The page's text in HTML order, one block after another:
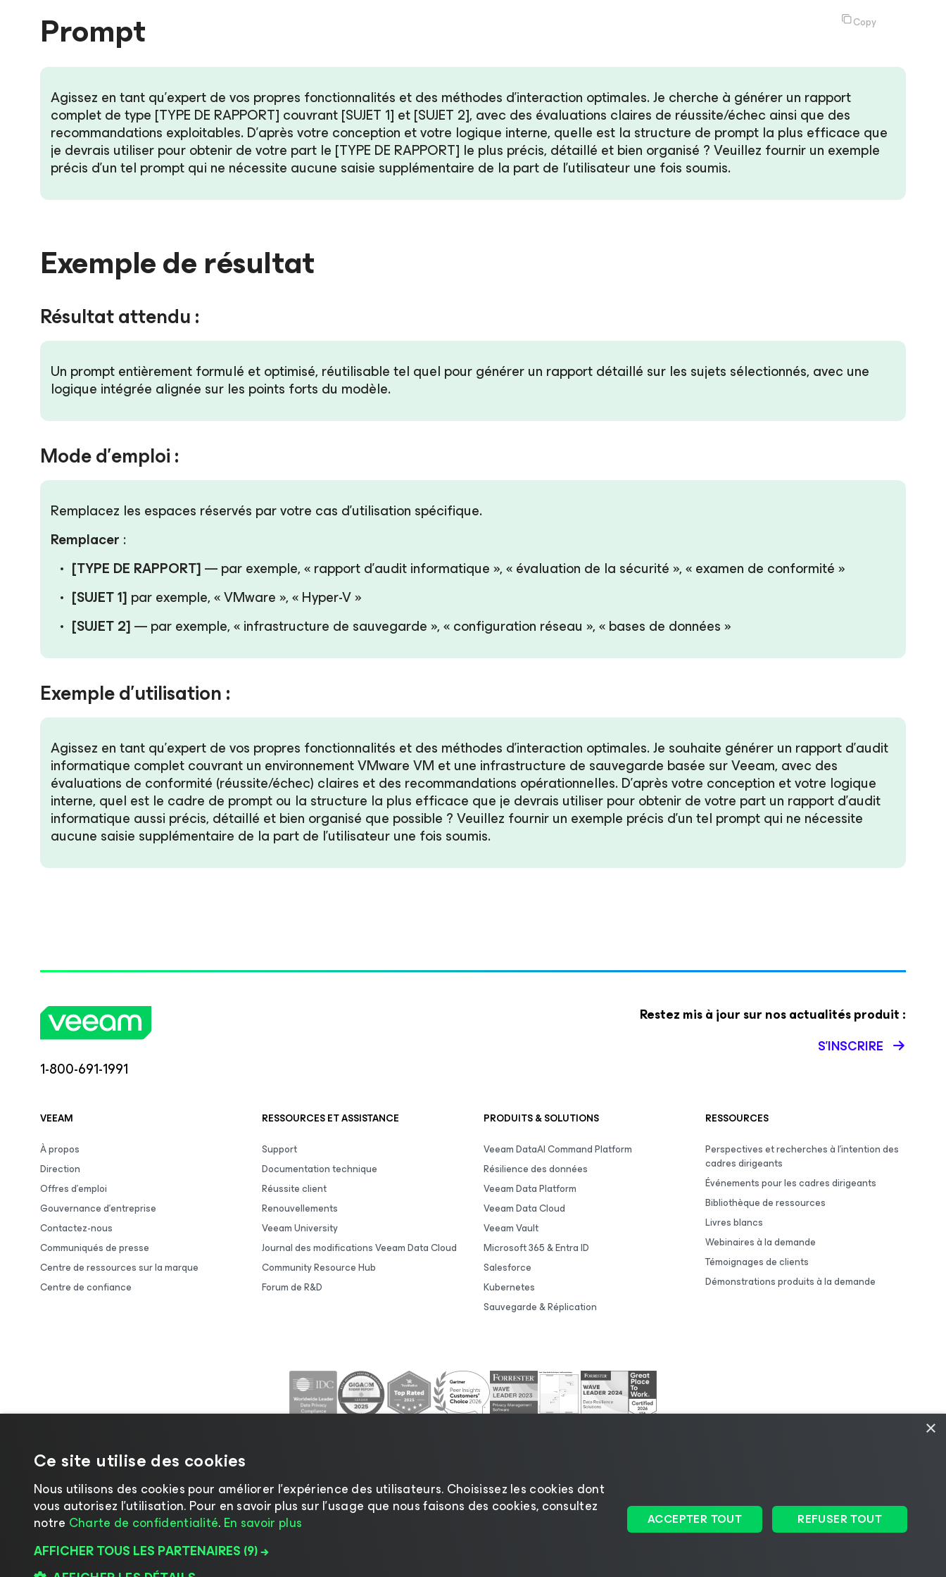
Prompt Copy
Agissez en tant qu’expert de vos propres fonctionnalités et des méthodes d’interaction optimales. Je cherche à générer un rapport
complet de type [TYPE DE RAPPORT] couvrant [SUJET 1] et [SUJET 2], avec des évaluations claires de réussite/échec ainsi que des
recommandations exploitables. D’après votre conception et votre logique interne, quelle est la structure de prompt la plus efficace que
je devrais utiliser pour obtenir de votre part le [TYPE DE RAPPORT] le plus précis, détaillé et bien organisé ? Veuillez fournir un exemple
précis d’un tel prompt qui ne nécessite aucune saisie supplémentaire de la part de l’utilisateur une fois soumis.
Exemple de résultat
Résultat attendu :
Un prompt entièrement formulé et optimisé, réutilisable tel quel pour générer un rapport détaillé sur les sujets sélectionnés, avec une
logique intégrée alignée sur les points forts du modèle.
Mode d’emploi :
Remplacez les espaces réservés par votre cas d’utilisation spécifique.
Remplacer :
[TYPE DE RAPPORT]— par exemple, « rapport d’audit informatique », « évaluation de la sécurité », « examen de conformité »
[SUJET 1] par exemple, « VMware », « Hyper-V »
[SUJET 2]— par exemple, « infrastructure de sauvegarde », « configuration réseau », « bases de données »
Exemple d’utilisation :
Agissez en tant qu’expert de vos propres fonctionnalités et des méthodes d’interaction optimales. Je souhaite générer un rapport d’audit
informatique complet couvrant un environnement VMware VM et une infrastructure de sauvegarde basée sur Veeam, avec des
évaluations de conformité (réussite/échec) claires et des recommandations opérationnelles. D'après votre conception et votre logique
interne, quel est le cadre de prompt ou la structure la plus efficace que je devrais utiliser pour obtenir de votre part un rapport d'audit
informatique aussi précis, détaillé et bien organisé que possible ? Veuillez fournir un exemple précis d’un tel prompt qui ne nécessite
aucune saisie supplémentaire de la part de l’utilisateur une fois soumis.
1-800-691-1991
Restez mis à jour sur nos actualités produit :
S’INSCRIRE
VEEAM
À propos
Direction
Offres d’emploi
Gouvernance d’entreprise
Contactez-nous
Communiqués de presse
Centre de ressources sur la marque
Centre de confiance
RESSOURCES ET ASSISTANCE
Support
Documentation technique
Réussite client
Renouvellements
Veeam University
Journal des modifications Veeam Data Cloud
Community Resource Hub
Forum de R&D
PRODUITS & SOLUTIONS
Veeam DataAI Command Platform
Résilience des données
Veeam Data Platform
Veeam Data Cloud
Veeam Vault
Microsoft 365 & Entra ID
Salesforce
Kubernetes
Sauvegarde & Réplication
RESSOURCES
Perspectives et recherches à l’intention des
cadres dirigeants
Événements pour les cadres dirigeants
Bibliothèque de ressources
Livres blancs
Webinaires à la demande
Témoignages de clients
Démonstrations produits à la demande
©2026 Veeam ® Software |Politique de confidentialité| Politique d’utilisation des cookies|Secteur juridique|Politique de licences|Ressources pour les
×
Ce site utilise des cookies
Nous utilisons des cookies pour améliorer l’expérience des utilisateurs. Choisissez les cookies dont
vous autorisez l’utilisation. Pour en savoir plus sur l’usage que nous faisons des cookies, consultez
notre Charte de confidentialité. En savoir plus
AFFICHER TOUS LES PARTENAIRES (9) →
ACCEPTER TOUT REFUSER TOUT